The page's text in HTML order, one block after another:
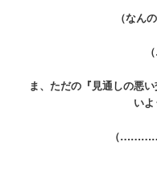
（なん
ま、ただの『見通しの悪
い
（